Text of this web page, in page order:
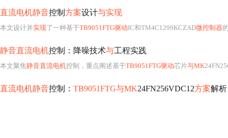
直流电机静音控制 方案设计与实现
本文设计并实现了一种基于TB9051FTG驱动IC和TM4C1299KCZAD微控制器
静音直流电机控制：降噪技术与工程实践
本文聚焦静音直流电机控制，重点阐述基于TB9051FTG驱动芯片与MK
直流电机静音控制： TB9051FTG与MK24FN256VDC12方案解析